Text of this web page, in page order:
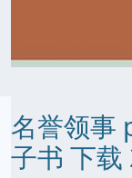
名誉领事
子书 下载